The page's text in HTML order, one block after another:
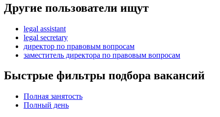
Другие пользователи ищут
legal assistant
legal secretary
директор по правовым вопросам
заместитель директора по правовым вопросам
Быстрые фильтры подбора вакансий
Полная занятость
Полный день